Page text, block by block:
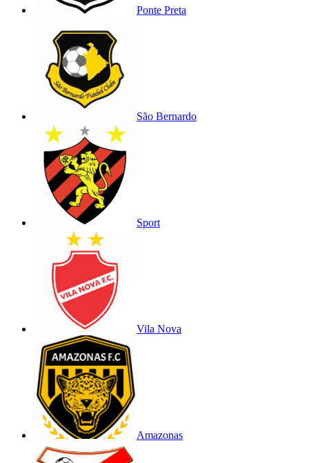
Ponte Preta
São Bernardo
Sport
Vila Nova
Amazonas